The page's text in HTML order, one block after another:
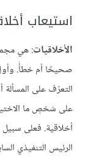
استيعاب
الأخلاقيات: هي
صحيحًا أم خطأً.
التعرّف على
على شخصٍ ما
أخلاقية. فعلى
الرئيس التنفيذي